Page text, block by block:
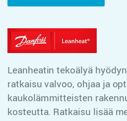
Leanheatin tekoälyä
ratkaisu valvoo, ohjaa ja
kaukolämmitteisten
kosteutta. Ratkaisu lisää